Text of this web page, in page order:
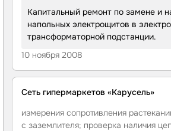
Система оперативно-
Локальная вычислительная сеть;
телефонизации.
Капитальный ремонт по замене и
напольных электрощитов в
трансформаторной подстанции.
10 ноября 2008
Сеть гипермаркетов «Карусель»
измерения сопротивления
с заземлителя; проверка наличия